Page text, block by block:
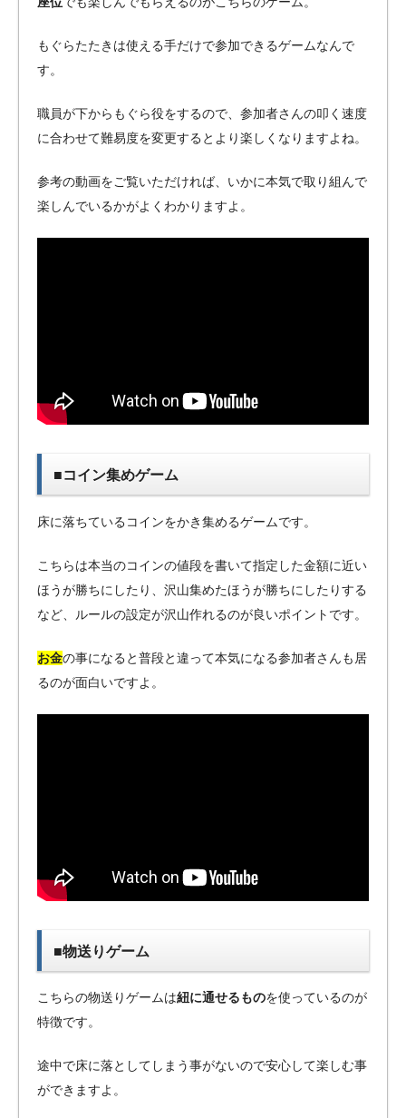
もぐらたたきは使える手だけで参加できるゲームなんで
す。
職員が下からもぐら役をするので、参加者さんの叩く速度
に合わせて難易度を変更するとより楽しくなりますよね。
参考の動画をご覧いただければ、いかに本気で取り組んで
楽しんでいるかがよくわかりますよ。
■コイン集めゲーム
床に落ちているコインをかき集めるゲームです。
こちらは本当のコインの値段を書いて指定した金額に近い
ほうが勝ちにしたり、沢山集めたほうが勝ちにしたりする
など、ルールの設定が沢山作れるのが良いポイントです。
お金の事になると普段と違って本気になる参加者さんも居
るのが面白いですよ。
■物送りゲーム
こちらの物送りゲームは紐に通せるものを使っているのが
特徴です。
途中で床に落としてしまう事がないので安心して楽しむ事
ができますよ。